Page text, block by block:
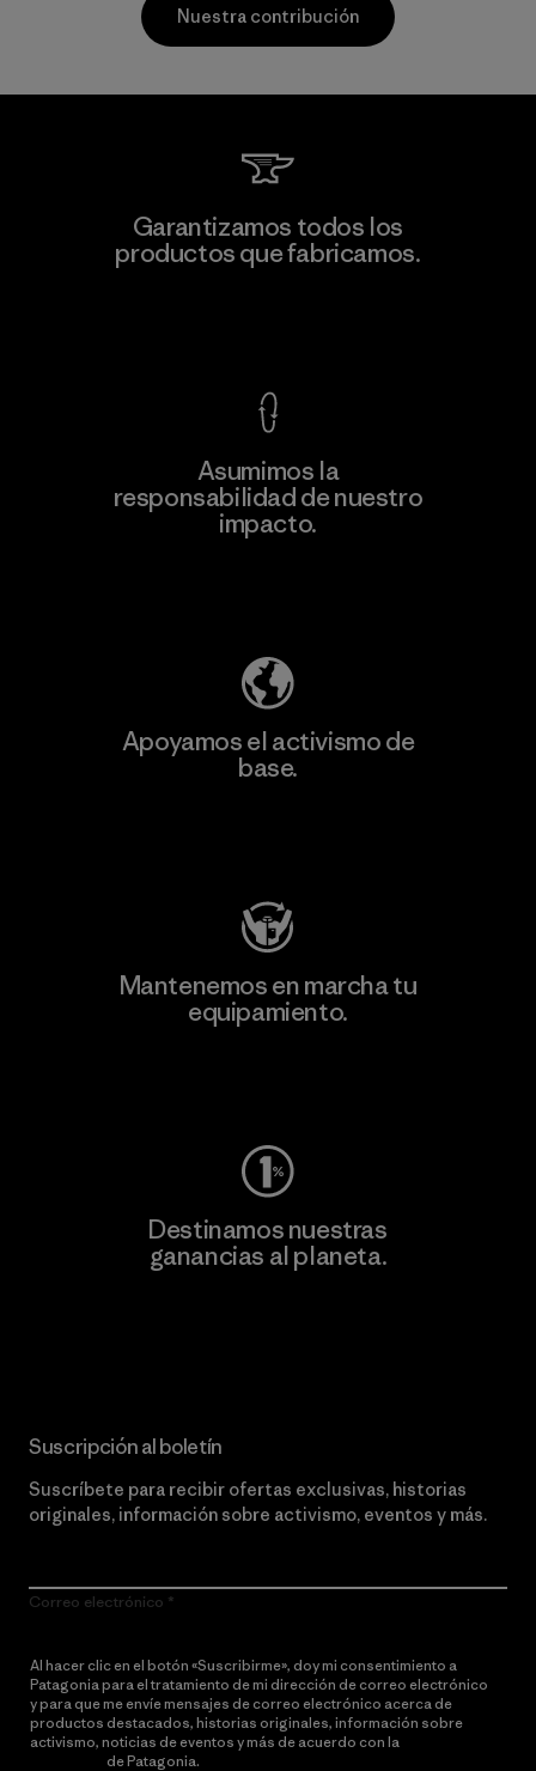
información
Teijin Frontier Co., Ltd.
Material-supplier
Nuestra contribución
Garantizamos todos los
productos que fabricamos.
Asumimos la
responsabilidad de nuestro
impacto.
Apoyamos el activismo de
base.
Mantenemos en marcha tu
equipamiento.
Destinamos nuestras
ganancias al planeta.
Suscripción al boletín
Suscríbete para recibir ofertas exclusivas, historias
originales, información sobre activismo, eventos y más.
Correo electrónico
Al hacer clic en el botón «Suscribirme», doy mi consentimiento a
Patagonia para el tratamiento de mi dirección de correo electrónico
y para que me envíe mensajes de correo electrónico acerca de
productos destacados, historias originales, información sobre
activismo, noticias de eventos y más de acuerdo con la
de Patagonia.